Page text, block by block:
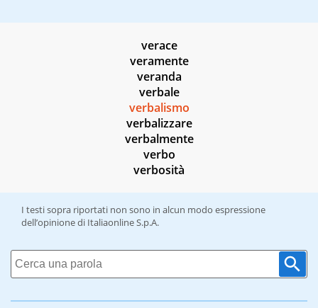
verace
veramente
veranda
verbale
verbalismo
verbalizzare
verbalmente
verbo
verbosità
I testi sopra riportati non sono in alcun modo espressione
dell’opinione di Italiaonline S.p.A.